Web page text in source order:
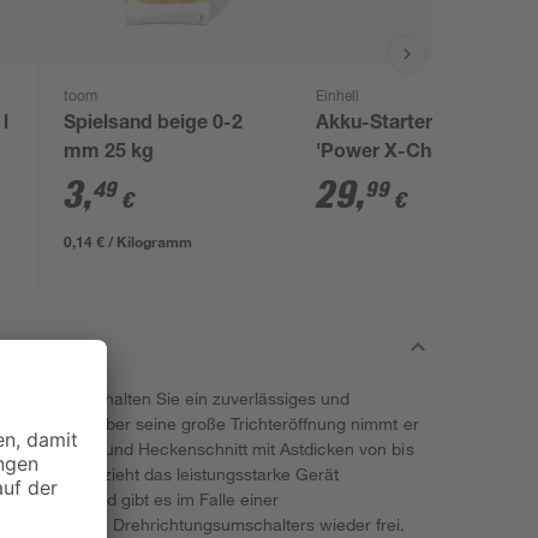
toom
Spielsand beige 0-2
mm 25 kg
3,49 €
0,14 € / Kilogramm
Einhell
Akku-Starter-Set
'Power X-Change'
Ladegerät und Akku
18 V 2,5 Ah
29,99 €
GC-RS erhalten Sie ein zuverlässiges und
Garten. Über seine große Trichteröffnung nimmt er
Baum- und Heckenschnitt mit Astdicken von bis
Dabei zieht das leistungsstarke Gerät
ein und gibt es im Falle einer
bedienbaren Drehrichtungsumschalters wieder frei.